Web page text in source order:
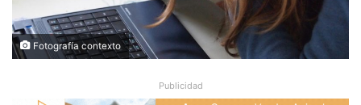
Fotografía contexto
Publicidad